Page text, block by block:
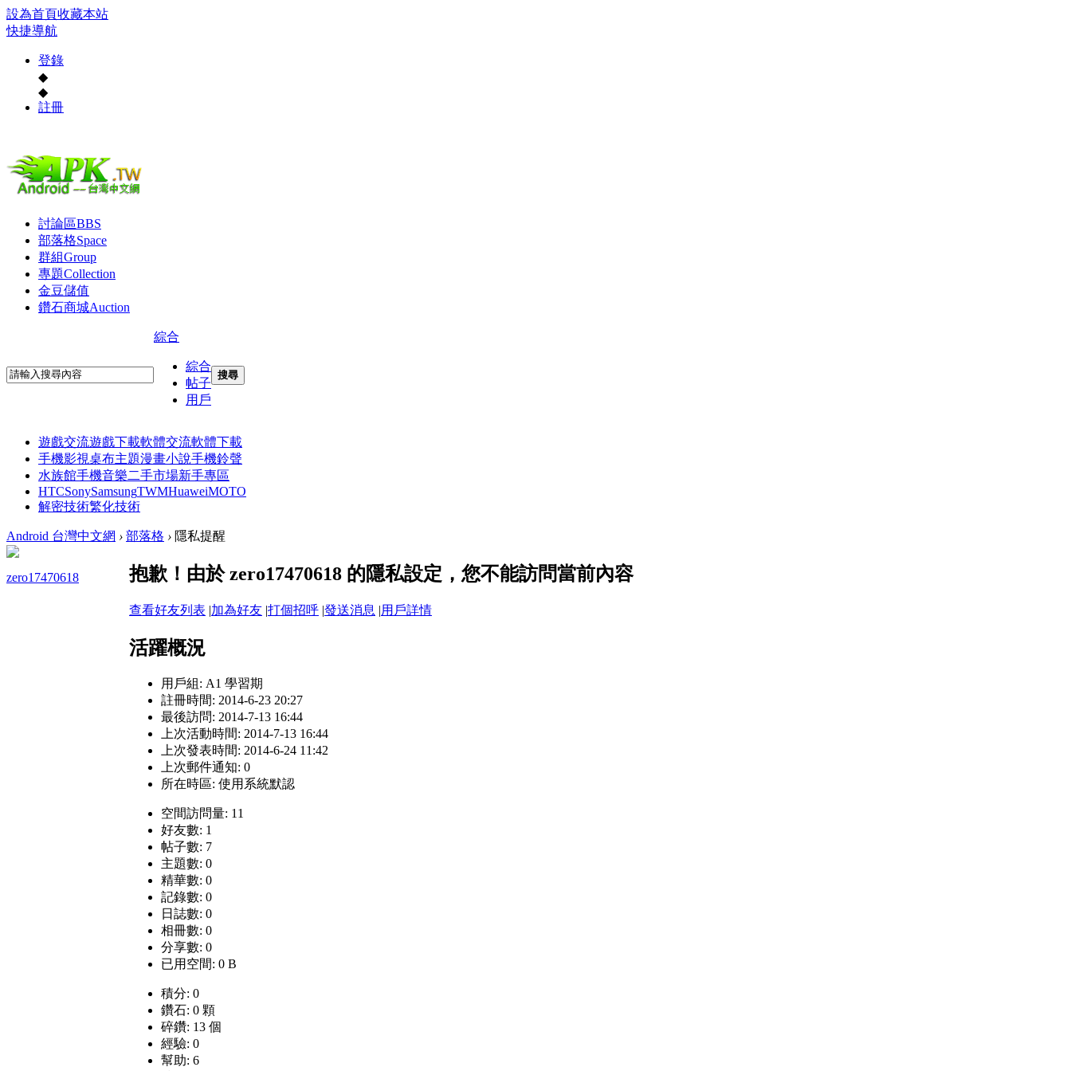
設為首頁收藏本站
快捷導航
登錄
◆
◆
註冊
討論區BBS
部落格Space
群組Group
專題Collection
金豆儲值
鑽石商城Auction
綜合
綜合
帖子
用戶
搜尋
遊戲交流遊戲下載軟體交流軟體下載
手機影視桌布主題漫畫小說手機鈴聲
水族館手機音樂二手市場新手專區
HTCSonySamsungTWMHuaweiMOTO
解密技術繁化技術
Android 台灣中文網 › 部落格 › 隱私提醒
zero17470618 抱歉！由於 zero17470618 的隱私設定，您不能訪問當前內容
查看好友列表 |加為好友 |打個招呼 |發送消息 |用戶詳情
活躍概況
用戶組: A1 學習期
註冊時間: 2014-6-23 20:27
最後訪問: 2014-7-13 16:44
上次活動時間: 2014-7-13 16:44
上次發表時間: 2014-6-24 11:42
上次郵件通知: 0
所在時區: 使用系統默認
空間訪問量: 11
好友數: 1
帖子數: 7
主題數: 0
精華數: 0
記錄數: 0
日誌數: 0
相冊數: 0
分享數: 0
已用空間: 0 B
積分: 0
鑽石: 0 顆
碎鑽: 13 個
經驗: 0
幫助: 6